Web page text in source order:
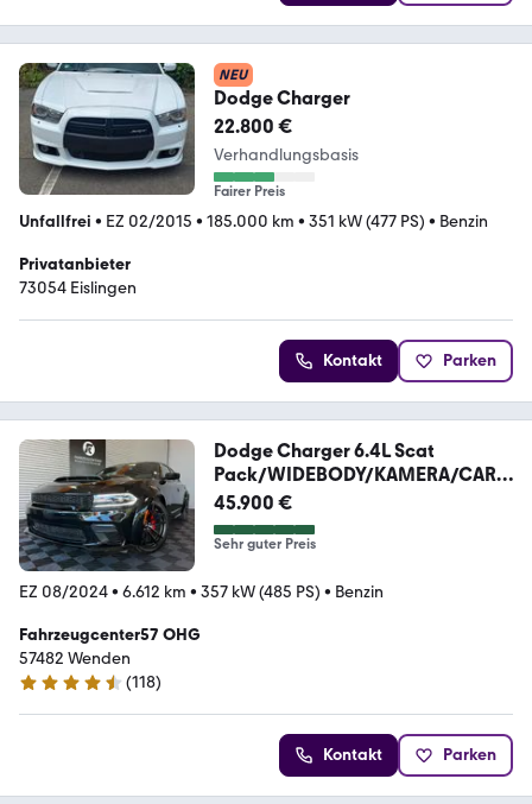
NEU
Dodge Charger
22.800 €
Verhandlungsbasis
Fairer Preis
Unfallfrei • EZ 02/2015 • 185.000 km • 351 kW (477 PS) • Benzin
Privatanbieter
73054 Eislingen
Kontakt Parken
Dodge Charger 6.4L Scat
Pack/WIDEBODY/KAMERA/CARP
LAY
45.900 €
Sehr guter Preis
EZ 08/2024• 6.612 km • 357 kW (485 PS) • Benzin
Fahrzeugcenter57 OHG
57482 Wenden
4.4 Sterne
(118)
Kontakt Parken